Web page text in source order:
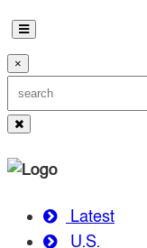
×
Latest
U.S.